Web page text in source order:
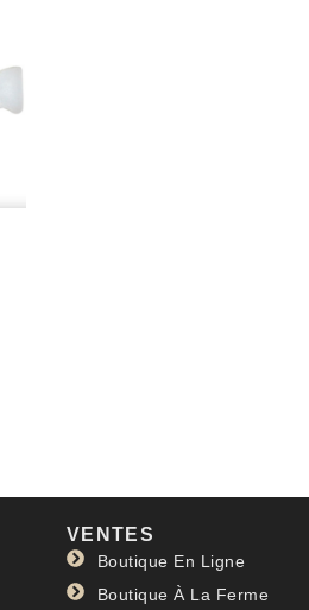
VENTES
Boutique En Ligne
Boutique À La Ferme